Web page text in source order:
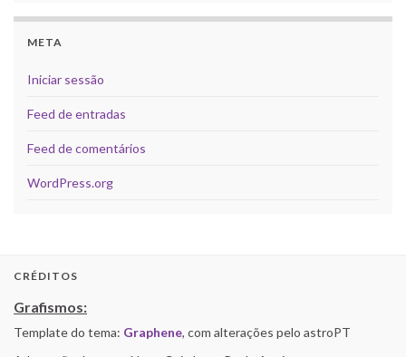
META
Iniciar sessão
Feed de entradas
Feed de comentários
WordPress.org
CRÉDITOS
Grafismos:
Template do tema: Graphene, com alterações pelo astroPT